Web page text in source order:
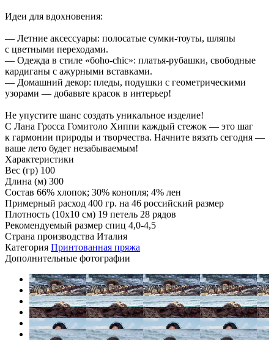
Идеи для вдохновения:
— Летние аксессуары: полосатые сумки-тоуты, шляпы
с цветными переходами.
— Одежда в стиле «бoho-chic»: платья-рубашки, свободные
кардиганы с ажурными вставками.
— Домашний декор: пледы, подушки с геометрическими
узорами — добавьте красок в интерьер!
Не упустите шанс создать уникальное изделие!
С Лана Гросса Гомитоло Хиппи каждый стежок — это шаг
к гармонии природы и творчества. Начните вязать сегодня —
ваше лето будет незабываемым!
Характеристики
Вес (гр) 100
Длина (м) 300
Состав 66% хлопок; 30% конопля; 4% лен
Примерный расход 400 гр. на 46 российский размер
Плотность (10x10 см) 19 петель 28 рядов
Рекомендуемый размер спиц 4,0-4,5
Страна производства Италия
Категория Принтованная пряжа
Дополнительные фотографии